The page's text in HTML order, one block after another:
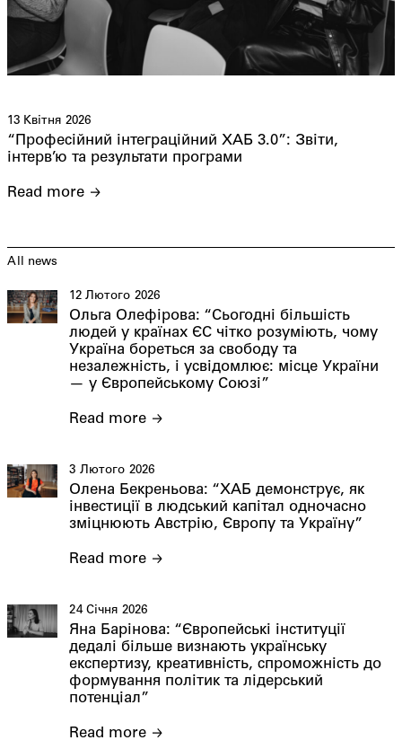
13 Квітня 2026
“Професійний інтеграційний ХАБ 3.0”: Звіти,
інтерв’ю та результати програми
Read more
All news
12 Лютого 2026
Ольга Олефірова: “Сьогодні більшість
людей у країнах ЄС чітко розуміють, чому
Україна бореться за свободу та
незалежність, і усвідомлює: місце України
— у Європейському Союзі”
Read more
3 Лютого 2026
Олена Бекреньова: “ХАБ демонструє, як
інвестиції в людський капітал одночасно
зміцнюють Австрію, Європу та Україну”
Read more
24 Січня 2026
Яна Барінова: “Європейські інституції
дедалі більше визнають українську
експертизу, креативність, спроможність до
формування політик та лідерський
потенціал”
Read more